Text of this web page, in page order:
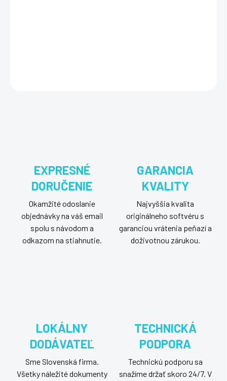
EXPRESNÉ
DORUČENIE
Okamžité odoslanie
objednávky na váš email
spolu s návodom a
odkazom na stiahnutie.
GARANCIA
KVALITY
Najvyššia kvalita
originálneho softvéru s
garanciou vrátenia peňazí a
doživotnou zárukou.
LOKÁLNY
DODÁVATEĽ
Sme Slovenská firma.
Všetky náležité dokumenty
TECHNICKÁ
PODPORA
Technickú podporu sa
snažíme držať skoro 24/7. V